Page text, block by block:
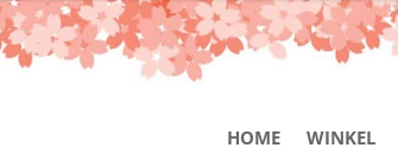
HOME WINKEL